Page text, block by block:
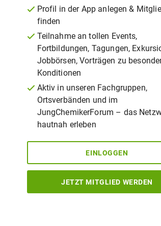
Profil in der App anlegen &
finden
Teilnahme an tollen Events,
Fortbildungen, Tagungen,
Jobbörsen, Vorträgen zu
Konditionen
Aktiv in unseren Fachgruppen,
Ortsverbänden und im
JungChemikerForum – das
hautnah erleben
EINLOGGEN
JETZT MITGLIED WERDEN